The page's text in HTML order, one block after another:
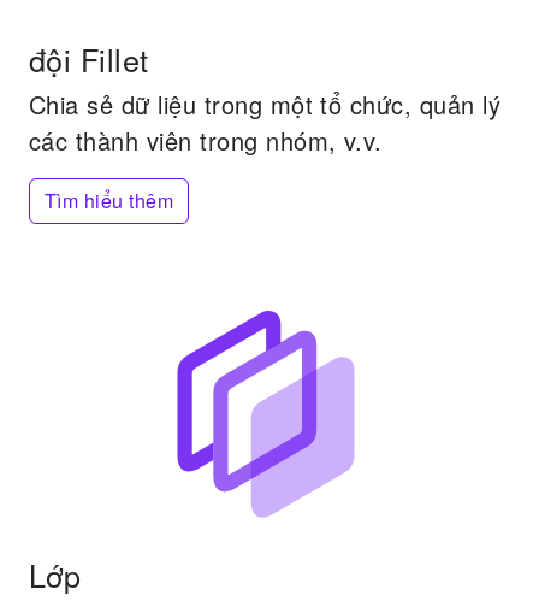
đội Fillet
Chia sẻ dữ liệu trong một tổ chức, quản lý
các thành viên trong nhóm, v.v.
Tìm hiểu thêm
Lớp